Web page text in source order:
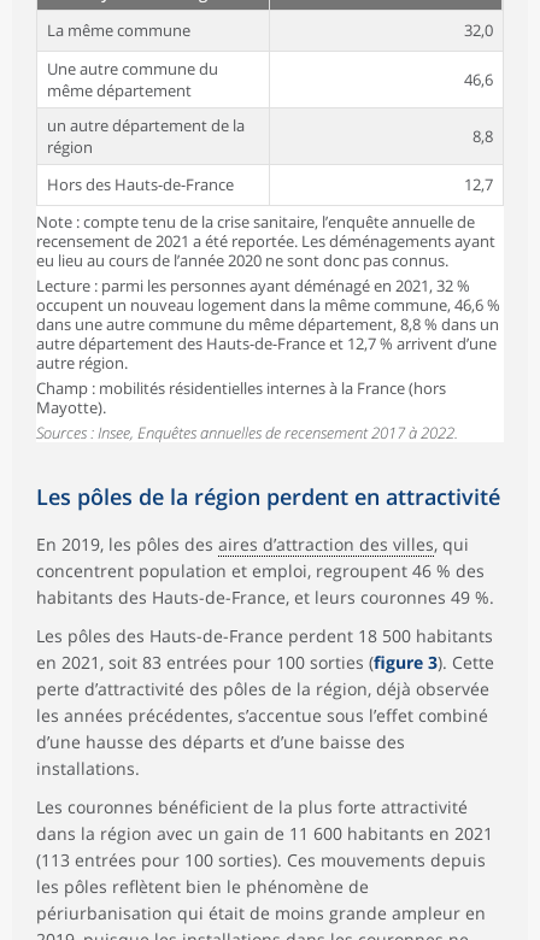
La même commune
32,0
Une autre commune du
même département
46,6
un autre département de la
région
8,8
Hors des Hauts-de-France
12,7
Note : compte tenu de la crise sanitaire, l’enquête annuelle de
recensement de 2021 a été reportée. Les déménagements ayant
eu lieu au cours de l’année 2020 ne sont donc pas connus.
Lecture : parmi les personnes ayant déménagé en 2021, 32 %
occupent un nouveau logement dans la même commune, 46,6 %
dans une autre commune du même département, 8,8 % dans un
autre département des Hauts-de-France et 12,7 % arrivent d’une
autre région.
Champ : mobilités résidentielles internes à la France (hors
Mayotte).
Sources : Insee, Enquêtes annuelles de recensement 2017 à 2022.
Les pôles de la région perdent en attractivité
En 2019, les pôles des aires d’attraction des villes, qui
concentrent population et emploi, regroupent 46 % des
habitants des Hauts-de-France, et leurs couronnes 49 %.
Les pôles des Hauts-de-France perdent 18 500 habitants
en 2021, soit 83 entrées pour 100 sorties (figure 3). Cette
perte d’attractivité des pôles de la région, déjà observée
les années précédentes, s’accentue sous l’effet combiné
d’une hausse des départs et d’une baisse des
installations.
Les couronnes bénéficient de la plus forte attractivité
dans la région avec un gain de 11 600 habitants en 2021
(113 entrées pour 100 sorties). Ces mouvements depuis
les pôles reflètent bien le phénomène de
périurbanisation qui était de moins grande ampleur en